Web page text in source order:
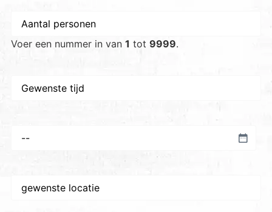
personen *
Voer een nummer in van 1 tot 9999.
tijd
plaats/locatie*